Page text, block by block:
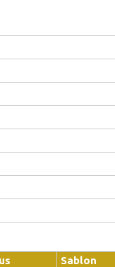
Sablon